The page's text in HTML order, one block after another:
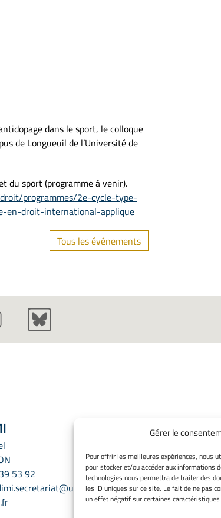
Gérer le
Pour offrir les meilleures expériences, nous
pour stocker et/ou accéder aux informations
technologies nous permettra de traiter des
les ID uniques sur ce site. Le fait de ne pas
un effet négatif sur certaines
dans le sport, le colloque
de Longueuil de l’Université de
du sport (programme à venir).
programmes/2e-cycle-type-
en-droit-international-applique
Tous les événements
53 92